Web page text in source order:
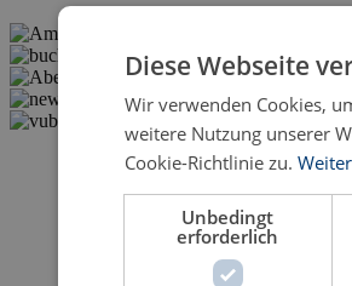
Diese Webseite
Wir verwenden Cookies,
weitere Nutzung unserer
Cookie-Richtlinie zu.
Unbedingt
erforderlich